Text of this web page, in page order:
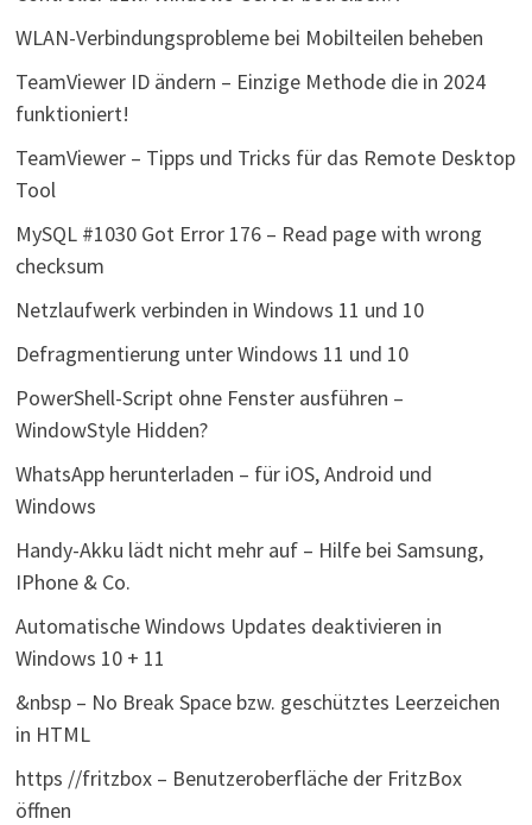
WLAN-Verbindungsprobleme bei Mobilteilen beheben
TeamViewer ID ändern – Einzige Methode die in 2024
funktioniert!
TeamViewer – Tipps und Tricks für das Remote Desktop
Tool
MySQL #1030 Got Error 176 – Read page with wrong
checksum
Netzlaufwerk verbinden in Windows 11 und 10
Defragmentierung unter Windows 11 und 10
PowerShell-Script ohne Fenster ausführen –
WindowStyle Hidden?
WhatsApp herunterladen – für iOS, Android und
Windows
Handy-Akku lädt nicht mehr auf – Hilfe bei Samsung,
IPhone & Co.
Automatische Windows Updates deaktivieren in
Windows 10 + 11
&nbsp – No Break Space bzw. geschütztes Leerzeichen
in HTML
https //fritzbox – Benutzeroberfläche der FritzBox
öffnen